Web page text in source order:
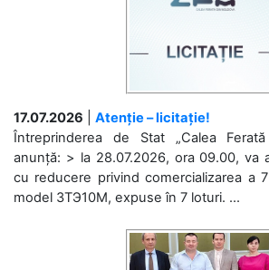
17.07.2026
Atenție – licitație!
Întreprinderea de Stat „Calea
anunță: > la 28.07.2026, ora 09.00, va
cu reducere privind comercializarea a
model 3ТЭ10М, expuse în 7 loturi. ...